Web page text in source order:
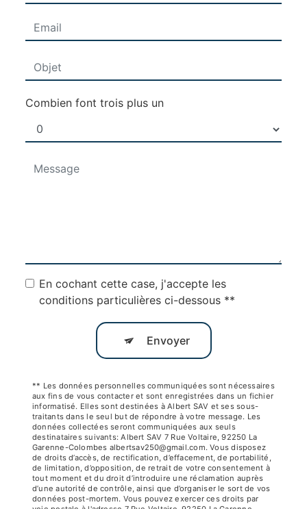
Combien font trois plus un
En cochant cette case, j'accepte les
conditions particulières ci-dessous **
Envoyer
** Les données personnelles communiquées sont nécessaires
aux fins de vous contacter et sont enregistrées dans un fichier
informatisé. Elles sont destinées à Albert SAV et ses sous-
traitants dans le seul but de répondre à votre message. Les
données collectées seront communiquées aux seuls
destinataires suivants: Albert SAV 7 Rue Voltaire, 92250 La
Garenne-Colombes albertsav250@gmail.com. Vous disposez
de droits d’accès, de rectification, d’effacement, de portabilité,
de limitation, d’opposition, de retrait de votre consentement à
tout moment et du droit d’introduire une réclamation auprès
d’une autorité de contrôle, ainsi que d’organiser le sort de vos
données post-mortem. Vous pouvez exercer ces droits par